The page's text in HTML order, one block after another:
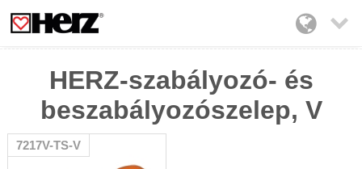

HERZ-szabályozó- és
beszabályozószelep, V
7217V-TS-V